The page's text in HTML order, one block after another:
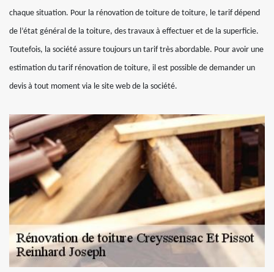
chaque situation. Pour la rénovation de toiture de toiture, le tarif dépend
de l’état général de la toiture, des travaux à effectuer et de la superficie.
Toutefois, la société assure toujours un tarif très abordable. Pour avoir une
estimation du tarif rénovation de toiture, il est possible de demander un
devis à tout moment via le site web de la société.